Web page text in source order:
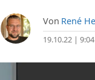
Von René
19.10.22 |